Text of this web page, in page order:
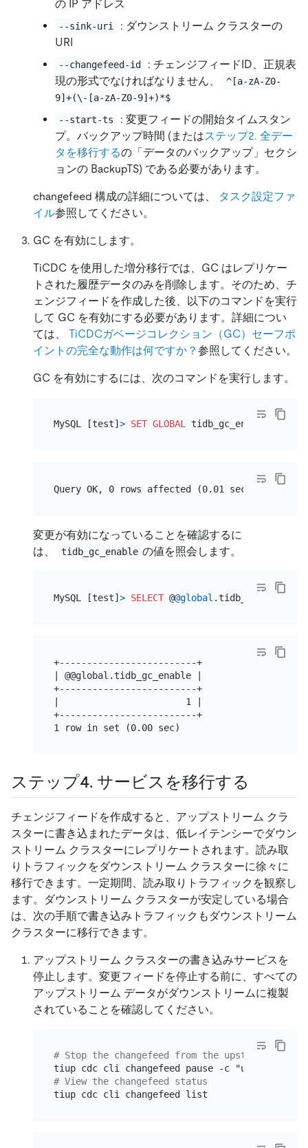
の IP アドレス
--sink-uri
: ダウンストリーム クラスターの
URI
--changefeed-id
: チェンジフィードID、正規表
現の形式でなければなりません、
^[a-zA-Z0-
9]+(\-[a-zA-Z0-9]+)*$
--start-ts
: 変更フィードの開始タイムスタン
プ。バックアップ時間 (またはステップ2. 全デー
タを移行するの「データのバックアップ」セクシ
ョンの BackupTS) である必要があります。
changefeed 構成の詳細については、
タスク設定ファ
イル参照してください。
GC を有効にします。
TiCDC を使用した増分移行では、GC はレプリケー
トされた履歴データのみを削除します。そのため、チ
ェンジフィードを作成した後、以下のコマンドを実行
して GC を有効にする必要があります。詳細につい
ては、 TiCDCガベージコレクション（GC）セーフポ
イントの完全な動作は何ですか？ 参照してください。
GC を有効にするには、次のコマンドを実行します。
MySQL [test] > SET GLOBAL tidb_gc_enable TRUE
変更が有効になっていることを確認するに
は、
tidb_gc_enable の値を照会します。
MySQL [test] > SELECT @@global
+-------------------------+
| @@global.tidb_gc_enable |
+-------------------------+
|                       1 |
+-------------------------+
ステップ4. サービスを移行する
チェンジフィードを作成すると、アップストリーム クラ
スターに書き込まれたデータは、低レイテンシーでダウン
ストリーム クラスターにレプリケートされます。読み取
りトラフィックをダウンストリーム クラスターに徐々に
移行できます。一定期間、読み取りトラフィックを観察し
ます。ダウンストリーム クラスターが安定している場合
は、次の手順で書き込みトラフィックもダウンストリーム
クラスターに移行できます。
アップストリーム クラスターの書き込みサービスを
停止します。変更フィードを停止する前に、すべての
アップストリーム データがダウンストリームに複製
されていることを確認してください。
# Stop the changefeed from the upstream
tiup cdc cli changefeed pause -c
"upstream-to-
# View the changefeed status